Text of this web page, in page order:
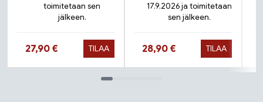
toimitetaan sen
jälkeen.
Hinta nyt
27,90 € TILAA
17.9.2026 ja toimitetaan
sen jälkeen.
Hinta nyt
28,90 € TILAA